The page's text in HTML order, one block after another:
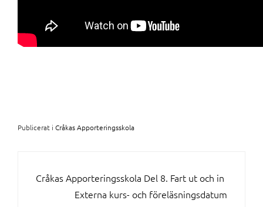
Publicerat i Cråkas Apporteringsskola
INLÄGGSNAVIGERING
Cråkas Apporteringsskola Del 8. Fart ut och in
Externa kurs- och föreläsningsdatum